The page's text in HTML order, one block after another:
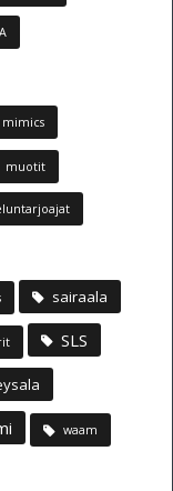
mimics
muotit
sairaala
SLS
waam